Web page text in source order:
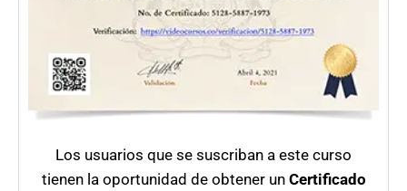
Los usuarios que se suscriban a este curso
tienen la oportunidad de obtener un Certificado